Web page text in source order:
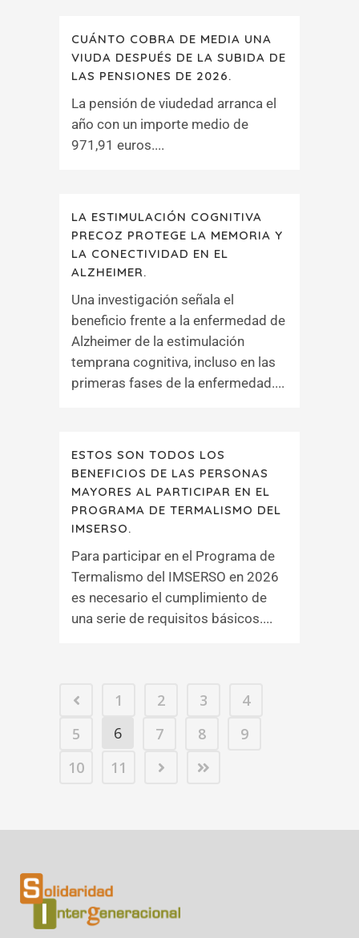
CUÁNTO COBRA DE MEDIA UNA
VIUDA DESPUÉS DE LA SUBIDA DE
LAS PENSIONES DE 2026.
La pensión de viudedad arranca el
año con un importe medio de
971,91 euros....
LA ESTIMULACIÓN COGNITIVA
PRECOZ PROTEGE LA MEMORIA Y
LA CONECTIVIDAD EN EL
ALZHEIMER.
Una investigación señala el
beneficio frente a la enfermedad de
Alzheimer de la estimulación
temprana cognitiva, incluso en las
primeras fases de la enfermedad....
ESTOS SON TODOS LOS
BENEFICIOS DE LAS PERSONAS
MAYORES AL PARTICIPAR EN EL
PROGRAMA DE TERMALISMO DEL
IMSERSO.
Para participar en el Programa de
Termalismo del IMSERSO en 2026
es necesario el cumplimiento de
una serie de requisitos básicos....
1 2 3
4
5
6 7 8
9
10
11